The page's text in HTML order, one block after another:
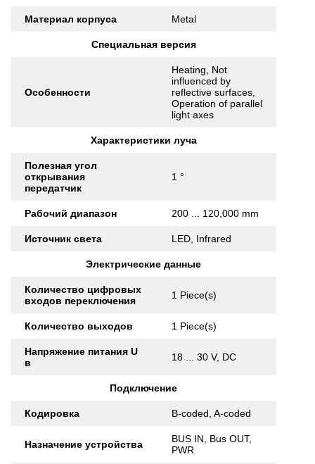
Материал корпуса Metal
Специальная версия
Особенности
Heating, Not
influenced by
reflective surfaces,
Operation of parallel
light axes
Характеристики луча
Полезная угол
открывания
передатчик
1 °
Рабочий диапазон 200 ... 120,000 mm
Источник света LED, Infrared
Электрические данные
Количество цифровых
входов переключения
1 Piece(s)
Количество выходов 1 Piece(s)
Напряжение питания U
в
18 ... 30 V, DC
Подключение
Кодировка B-coded, A-coded
Назначение устройства
BUS IN, Bus OUT,
PWR